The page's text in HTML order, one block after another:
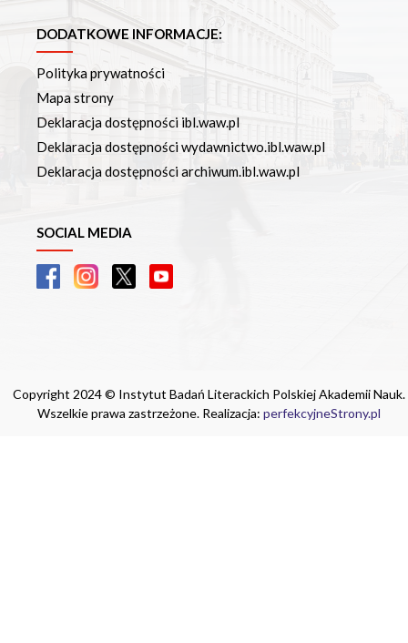
DODATKOWE INFORMACJE:
Polityka prywatności
Mapa strony
Deklaracja dostępności ibl.waw.pl
Deklaracja dostępności wydawnictwo.ibl.waw.pl
Deklaracja dostępności archiwum.ibl.waw.pl
SOCIAL MEDIA
Copyright 2024 © Instytut Badań Literackich Polskiej Akademii Nauk.
Wszelkie prawa zastrzeżone. Realizacja: perfekcyjneStrony.pl